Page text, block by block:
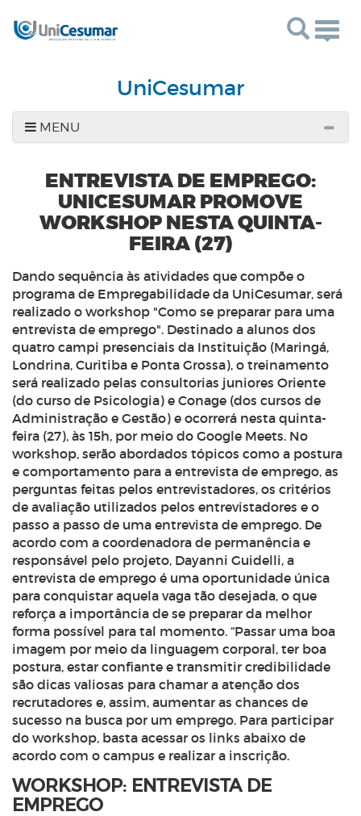
UniCesumar
MENU
ENTREVISTA DE EMPREGO:
UNICESUMAR PROMOVE
WORKSHOP NESTA QUINTA-
FEIRA (27)
Dando sequência às atividades que compõe o
programa de Empregabilidade da UniCesumar, será
realizado o workshop "Como se preparar para uma
entrevista de emprego". Destinado a alunos dos
quatro campi presenciais da Instituição (Maringá,
Londrina, Curitiba e Ponta Grossa), o treinamento
será realizado pelas consultorias juniores Oriente
(do curso de Psicologia) e Conage (dos cursos de
Administração e Gestão) e ocorrerá nesta quinta-
feira (27), às 15h, por meio do Google Meets. No
workshop, serão abordados tópicos como a postura
e comportamento para a entrevista de emprego, as
perguntas feitas pelos entrevistadores, os critérios
de avaliação utilizados pelos entrevistadores e o
passo a passo de uma entrevista de emprego. De
acordo com a coordenadora de permanência e
responsável pelo projeto, Dayanni Guidelli, a
entrevista de emprego é uma oportunidade única
para conquistar aquela vaga tão desejada, o que
reforça a importância de se preparar da melhor
forma possível para tal momento. “Passar uma boa
imagem por meio da linguagem corporal, ter boa
postura, estar confiante e transmitir credibilidade
são dicas valiosas para chamar a atenção dos
recrutadores e, assim, aumentar as chances de
sucesso na busca por um emprego. Para participar
do workshop, basta acessar os links abaixo de
acordo com o campus e realizar a inscrição.
WORKSHOP: ENTREVISTA DE
EMPREGO